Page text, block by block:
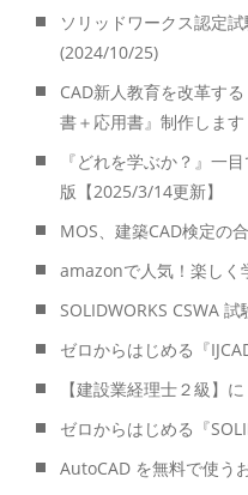
ソリッドワークス認定試
(2024/10/25)
CAD新人教育を改革す
書＋応用書』制作します
『どれを学ぶか？』一
版【2025/3/14更新】
MOS、建築CAD検定の
amazonで人気！楽しく
SOLIDWORKS CSWA
ゼロからはじめる『
【建設業経理士２級】
ゼロからはじめる『
AutoCAD を無料で使う